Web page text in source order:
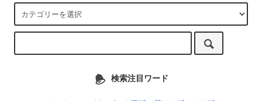
検索注目ワード